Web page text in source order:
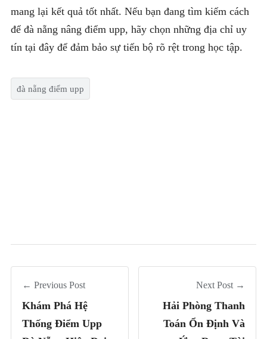
mang lại kết quả tốt nhất. Nếu bạn đang tìm kiếm cách
để đà nẵng nâng điểm upp, hãy chọn những địa chỉ uy
tín tại đây để đảm bảo sự tiến bộ rõ rệt trong học tập.
đà nẵng điểm upp
← Previous Post
Khám Phá Hệ
Thống Điểm Upp
Next Post →
Hải Phòng Thanh
Toán Ổn Định Và